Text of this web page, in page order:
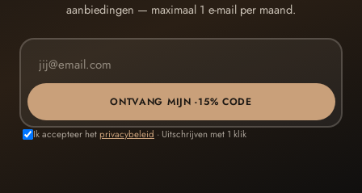
aanbiedingen — maximaal 1 e-mail per maand.
ONTVANG MIJN -15% CODE
Ik accepteer hetprivacybeleid · Uitschrijven met 1 klik